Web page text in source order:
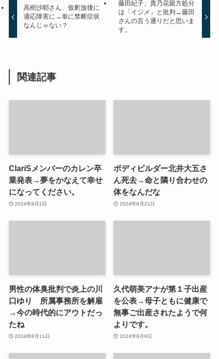
高樹沙耶さん、仮釈放後に
適応障害に→単に禁断症状
なんじゃない？
藤田紀子、貴乃花親方処分
は「イジメ」と批判→藤田
さんの言う通りだと思いま
す。
関連記事
ClariSメンバーのカレン卒
業発表→夢をかなえて幸せ
になってください。
2024年9月1日
ボディビルダー北井大五さ
ん死去→命と隣り合わせの
体をなんだな
2024年8月21日
男性の体臭批判で炎上の川
口ゆり 所属事務所を解雇
→今の時代的にアウトだっ
たね
2024年8月11日
久代萌美アナが第１子出産
を公表→母子ともに健康で
無事ご出産されたようで何
よりです。
2024年8月9日